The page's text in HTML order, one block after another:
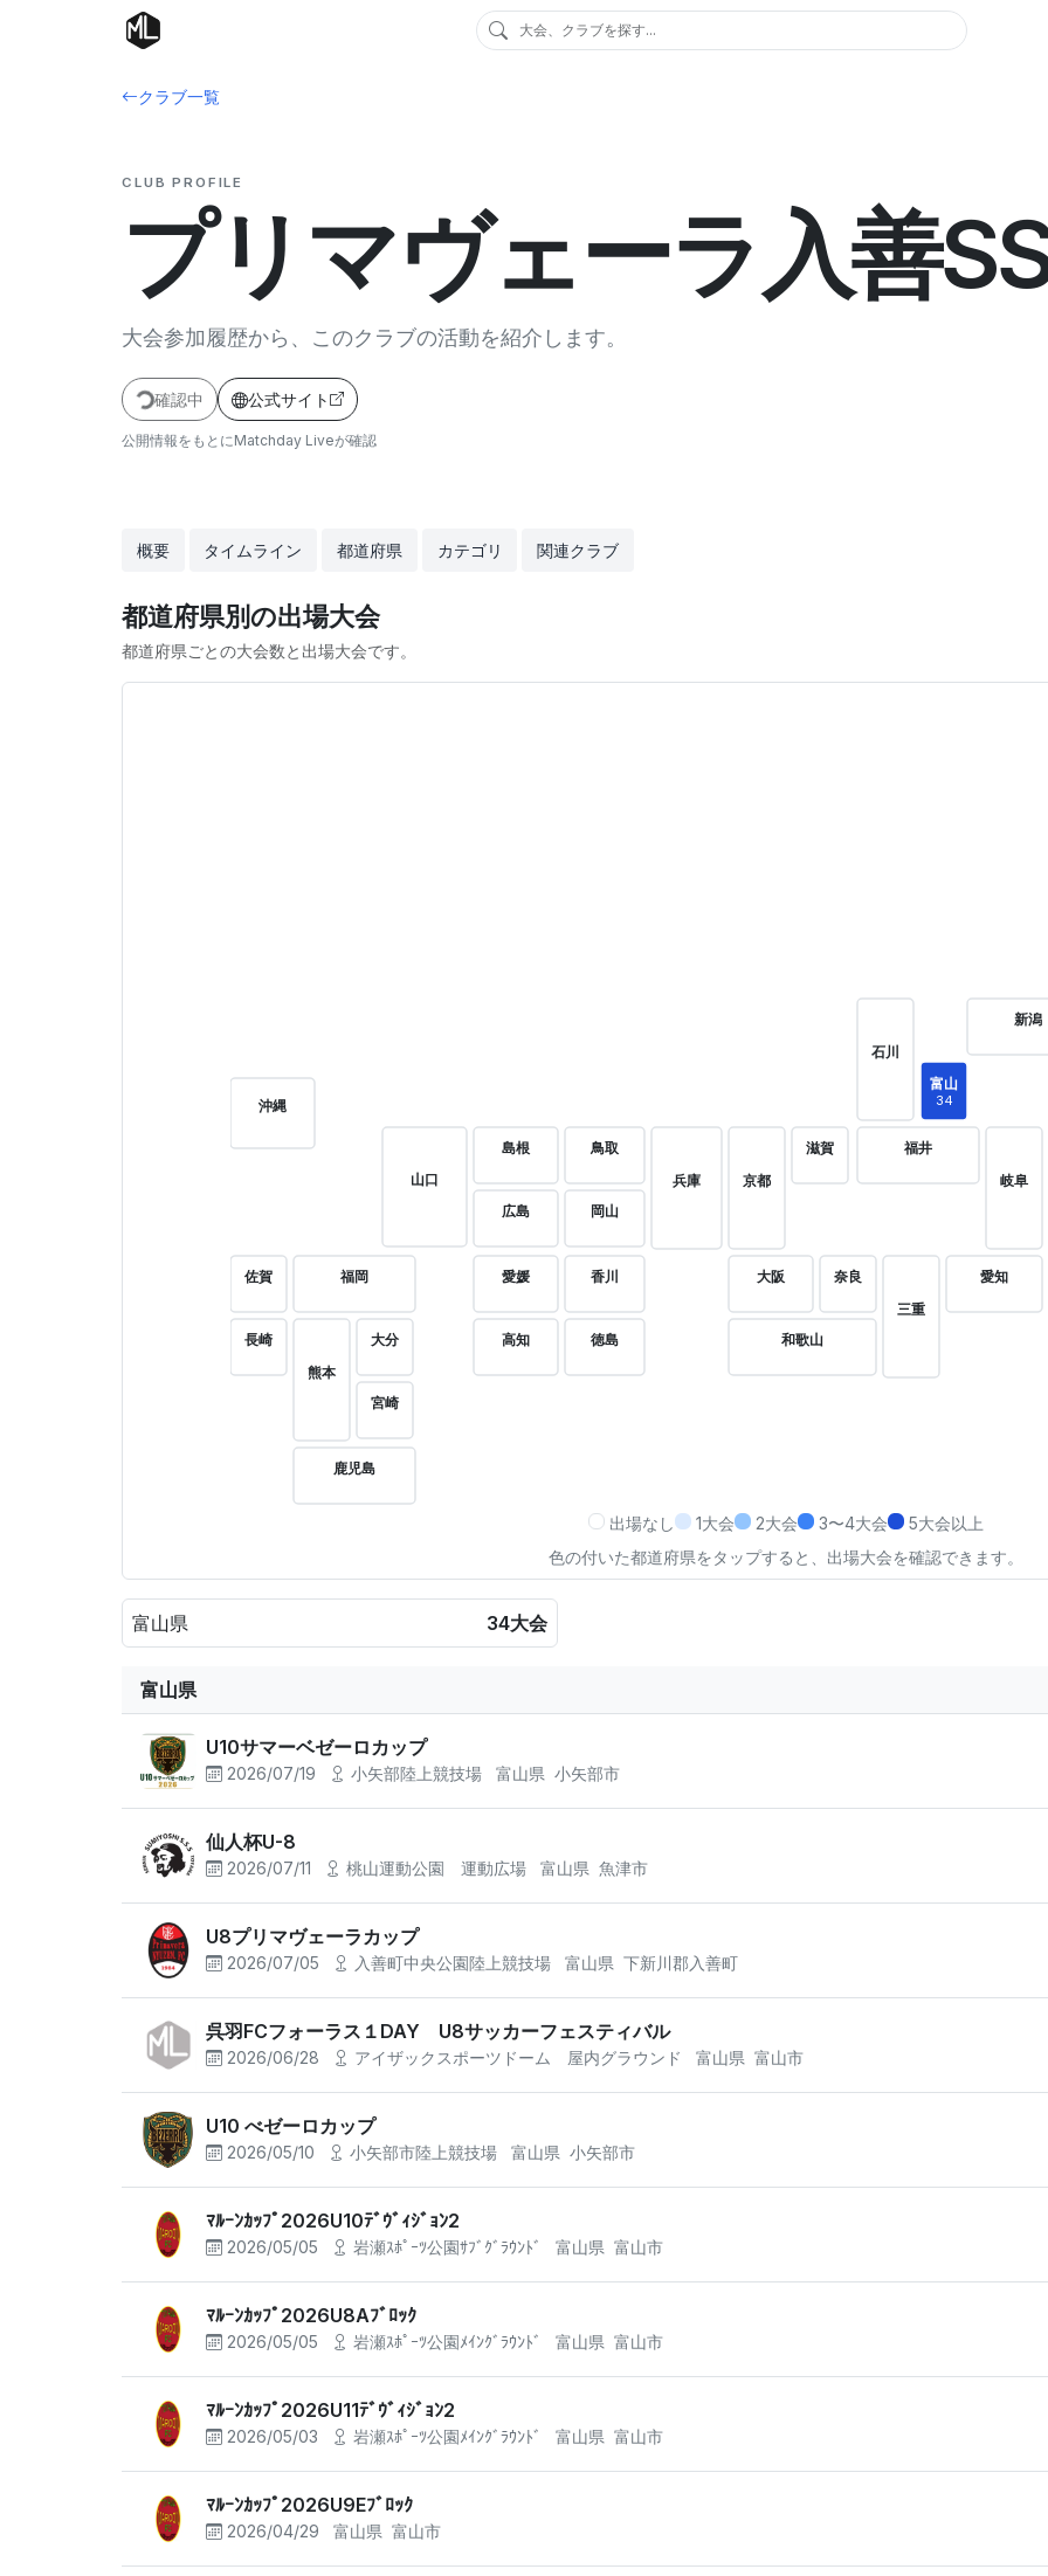
大会、クラブを探す...
クラブ一覧
CLUB PROFILE
プリマヴェーラ入善
大会参加履歴から、このクラブの活動を紹介します。
確認中 公式サイト
公開情報をもとにMatchday Liveが確認
概要 タイムライン 都道府県 カテゴリ 関連クラブ
都道府県別の出場大会
都道府県ごとの大会数と出場大会です。
新潟
富山
34
石川
福井
岐阜
愛知
三重
滋賀
京都
大阪
兵庫
奈良
和歌山
鳥取
島根
岡山
広島
山口
香川
徳島
愛媛
高知
福岡
佐賀
長崎
大分
熊本
宮崎
鹿児島
沖縄
出場なし 1大会 2大会 3〜4大会
5大会以上
色の付いた都道府県をタップすると、出場大会を確認できます。
富山県 34大会
富山県
U10サマーベゼーロカップ
2026/07/19 小矢部陸上競技場 富山県 小矢部市
仙人杯U-8
2026/07/11 桃山運動公園 運動広場 富山県 魚津市
U8プリマヴェーラカップ
2026/07/05 入善町中央公園陸上競技場 富山県 下新川郡入善町
呉羽FCフォーラス１DAY U8サッカーフェスティバル
2026/06/28 アイザックスポーツドーム 屋内グラウンド 富山県 富山市
U10 べゼーロカップ
2026/05/10 小矢部市陸上競技場 富山県 小矢部市
ﾏﾙｰﾝｶｯﾌﾟ2026U10ﾃﾞｳﾞｨｼﾞｮﾝ2
2026/05/05 岩瀬ｽﾎﾟｰﾂ公園ｻﾌﾞｸﾞﾗｳﾝﾄﾞ 富山県 富山市
ﾏﾙｰﾝｶｯﾌﾟ2026U8Aﾌﾞﾛｯｸ
2026/05/05 岩瀬ｽﾎﾟｰﾂ公園ﾒｲﾝｸﾞﾗｳﾝﾄﾞ 富山県 富山市
ﾏﾙｰﾝｶｯﾌﾟ2026U11ﾃﾞｳﾞｨｼﾞｮﾝ2
2026/05/03 岩瀬ｽﾎﾟｰﾂ公園ﾒｲﾝｸﾞﾗｳﾝﾄﾞ 富山県 富山市
ﾏﾙｰﾝｶｯﾌﾟ2026U9Eﾌﾞﾛｯｸ
2026/04/29 富山県 富山市